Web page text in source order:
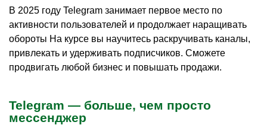
В 2025 году Telegram занимает первое место по
активности пользователей и продолжает наращивать
обороты На курсе вы научитесь раскручивать каналы,
привлекать и удерживать подписчиков. Сможете
продвигать любой бизнес и повышать продажи.
Telegram — больше, чем просто
мессенджер